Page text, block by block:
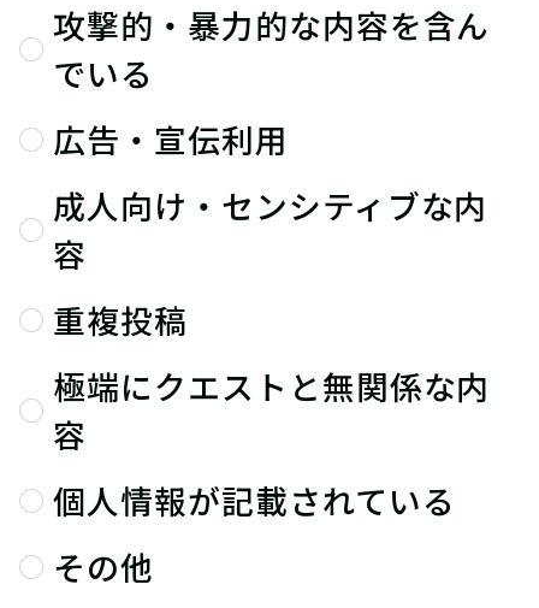
攻撃的・暴力的な内容を含ん
でいる
広告・宣伝利用
成人向け・センシティブな内
容
重複投稿
極端にクエストと無関係な内
容
個人情報が記載されている
その他